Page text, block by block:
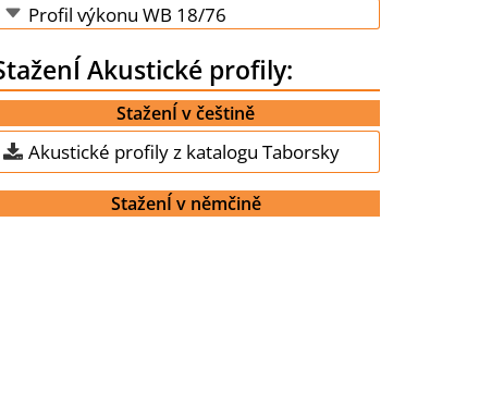
Profil výkonu WB 18/76
Akustické profily:
StaženÍ v češtině
Akustické profily z katalogu Taborsky
StaženÍ v němčině